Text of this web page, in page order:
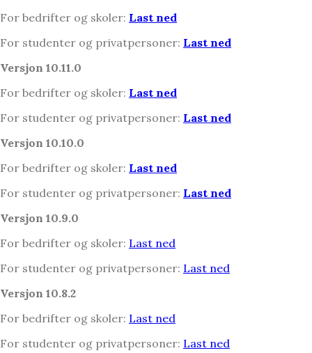
For bedrifter og skoler: Last ned
For studenter og privatpersoner: Last ned
Versjon 10.11.0
For bedrifter og skoler: Last ned
For studenter og privatpersoner: Last ned
Versjon 10.10.0
For bedrifter og skoler: Last ned
For studenter og privatpersoner: Last ned
Versjon 10.9.0
For bedrifter og skoler: Last ned
For studenter og privatpersoner: Last ned
Versjon 10.8.2
For bedrifter og skoler: Last ned
For studenter og privatpersoner: Last ned